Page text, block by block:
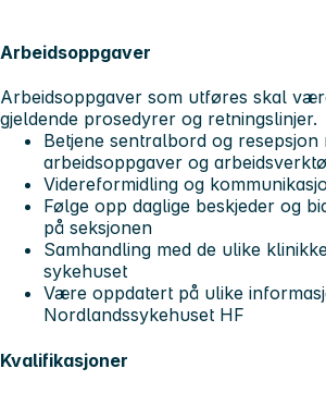
Arbeidsoppgaver
Arbeidsoppgaver som utføres skal
gjeldende prosedyrer og retningslinjer.
Betjene sentralbord og resepsjon
arbeidsoppgaver og
Videreformidling og
Følge opp daglige beskjeder og
på seksjonen
Samhandling med de ulike
sykehuset
Være oppdatert på ulike
Nordlandssykehuset HF
Kvalifikasjoner